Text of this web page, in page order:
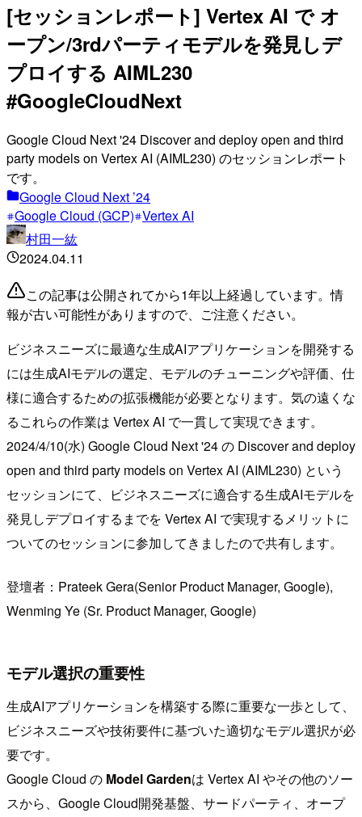
[セッションレポート] Vertex AI で オ
ープン/3rdパーティモデルを発見しデ
プロイする AIML230
#GoogleCloudNext
Google Cloud Next '24 Discover and deploy open and third
party models on Vertex AI (AIML230) のセッションレポート
です。
Google Cloud Next ’24
Google Cloud (GCP) Vertex AI
村田一紘
2024.04.11
この記事は公開されてから1年以上経過しています。情
報が古い可能性がありますので、ご注意ください。
ビジネスニーズに最適な生成AIアプリケーションを開発する
には生成AIモデルの選定、モデルのチューニングや評価、仕
様に適合するための拡張機能が必要となります。気の遠くな
るこれらの作業は Vertex AI で一貫して実現できます。
2024/4/10(水) Google Cloud Next '24 の Discover and deploy
open and third party models on Vertex AI (AIML230) という
セッションにて、ビジネスニーズに適合する生成AIモデルを
発見しデプロイするまでを Vertex AI で実現するメリットに
ついてのセッションに参加してきましたので共有します。
登壇者：Prateek Gera(Senior Product Manager, Google),
Wenming Ye (Sr. Product Manager, Google)
モデル選択の重要性
生成AIアプリケーションを構築する際に重要な一歩として、
ビジネスニーズや技術要件に基づいた適切なモデル選択が必
要です。
Google Cloud の Model Gardenは Vertex AI やその他のソー
スから、Google Cloud開発基盤、サードパーティ、オープ